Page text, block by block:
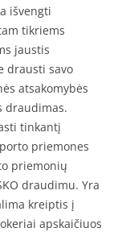
išvengti
tikriems
jaustis
drausti savo
atsakomybės
draudimas.
tinkantį
priemones
priemonių
draudimu. Yra
kreiptis į
apskaičiuos